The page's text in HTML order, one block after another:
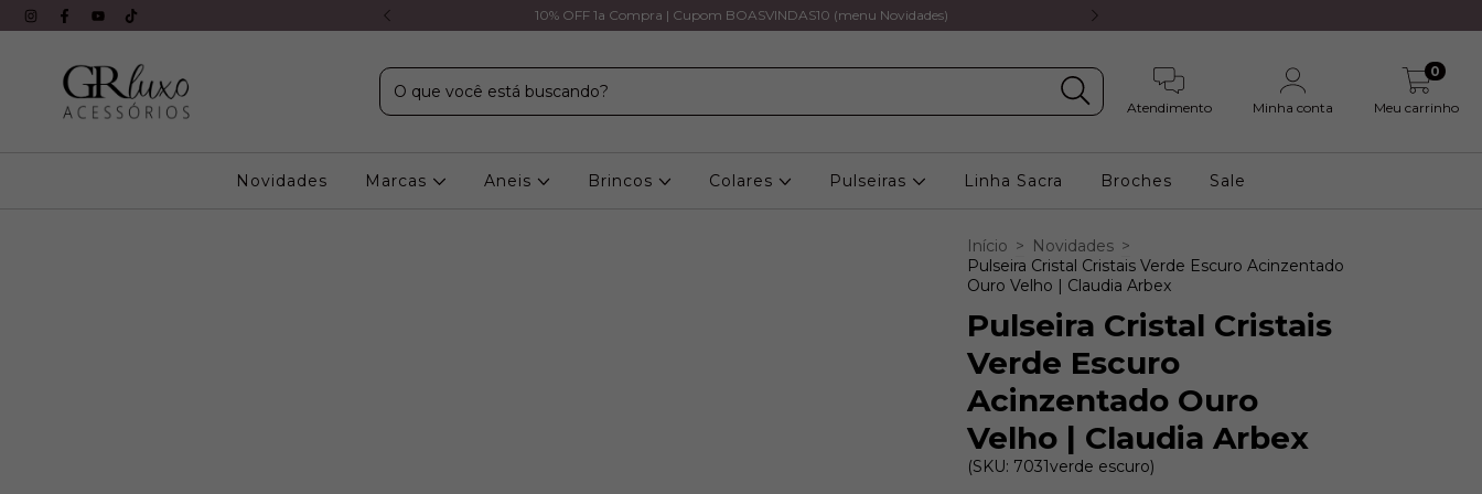
s/ juros em todos os cartões 10% OFF 1a Compra | Cupom BOASVINDAS10 (menu Novidades)
Atendimento Minha conta Meu carrinho
0
Novidades Marcas Aneis Brincos Colares Pulseiras Linha Sacra Broches Sale
Início > Novidades >
Pulseira Cristal Cristais Verde Escuro Acinzentado
Ouro Velho | Claudia Arbex
Pulseira Cristal Cristais
Verde Escuro
Acinzentado Ouro
Velho | Claudia Arbex
(SKU: 7031verde escuro)